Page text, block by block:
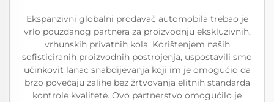
Ekspanzivni globalni prodavač automobila trebao je
vrlo pouzdanog partnera za proizvodnju ekskluzivnih,
vrhunskih privatnih kola. Korištenjem naših
sofisticiranih proizvodnih postrojenja, uspostavili smo
učinkovit lanac snabdijevanja koji im je omogućio da
brzo povećaju zalihe bez žrtvovanja elitnih standarda
kontrole kvalitete. Ovo partnerstvo omogućilo je